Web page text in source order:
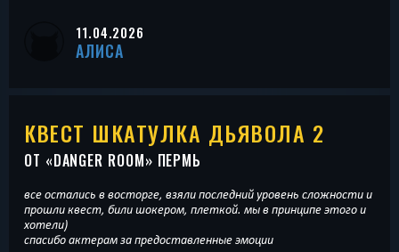
11.04.2026
АЛИСА
КВЕСТ ШКАТУЛКА ДЬЯВОЛА 2
ОТ «DANGER ROOM» ПЕРМЬ
все остались в восторге, взяли последний уровень сложности и
прошли квест, били шокером, плеткой. мы в принципе этого и
хотели)
спасибо актерам за предоставленные эмоции